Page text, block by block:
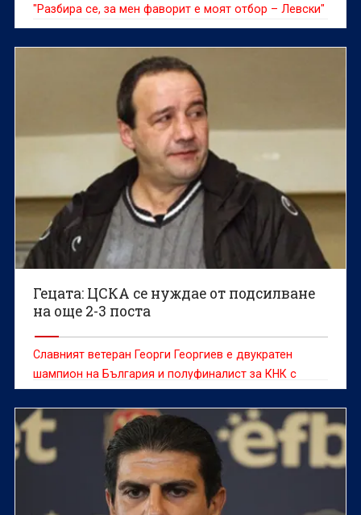
"Разбира се, за мен фаворит е моят отбор – Левски"
Гецата: ЦСКА се нуждае от подсилване
на още 2-3 поста
Славният ветеран Георги Георгиев е двукратен
шампион на България и полуфиналист за КНК с
ЦСКА, а освен това е един от любимците на
феновете на Ботев Пловдив.